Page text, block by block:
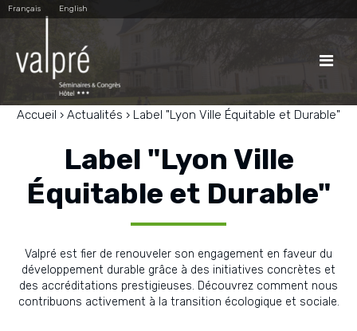
Aller
au
navigation
Outils
personnels
Français English

Accueil › Actualités › Label "Lyon Ville Équitable et Durable"
Label "Lyon Ville
Équitable et Durable"
Valpré est fier de renouveler son engagement en faveur du
développement durable grâce à des initiatives concrètes et
des accréditations prestigieuses. Découvrez comment nous
contribuons activement à la transition écologique et sociale.